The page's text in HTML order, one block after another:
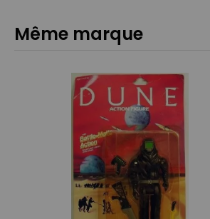
Même marque